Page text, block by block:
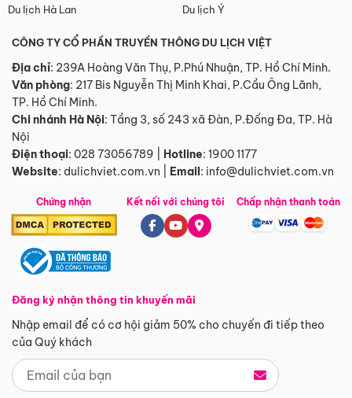
Du lịch Hà Lan
Du lịch Ý
CÔNG TY CỔ PHẦN TRUYỀN THÔNG DU LỊCH VIỆT
Địa chỉ: 239A Hoàng Văn Thụ, P.Phú Nhuận, TP. Hồ Chí Minh.
Văn phòng: 217 Bis Nguyễn Thị Minh Khai, P.Cầu Ông Lãnh,
TP. Hồ Chí Minh.
Chi nhánh Hà Nội: Tầng 3, số 243 xã Đàn, P.Đống Đa, TP. Hà
Nội
Điện thoại: 028 73056789 Hotline: 1900 1177
Website: dulichviet.com.vn Email: info@dulichviet.com.vn
Chứng nhận
Đăng ký nhận thông tin khuyến mãi
Nhập email để có cơ hội giảm 50% cho chuyến đi tiếp theo
của Quý khách
Kết nối với chúng tôi Chấp nhận thanh toán